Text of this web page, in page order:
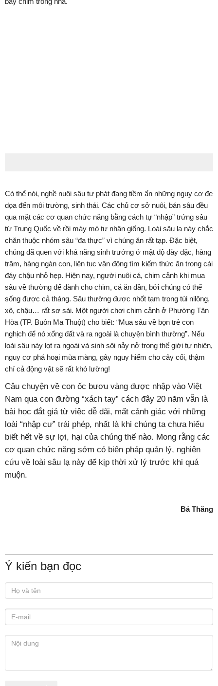
Có thể nói, nghề nuôi sâu tự phát đang tiềm ẩn những nguy cơ đe
dọa đến môi trường, sinh thái. Các chủ cơ sở nuôi, bán sâu đều
qua mặt các cơ quan chức năng bằng cách tự “nhập” trứng sâu
từ Trung Quốc về rồi mày mò tự nhân giống. Loài sâu lạ này chắc
chăn thuộc nhóm sâu “đa thực” vì chúng ăn rất tạp. Đặc biệt,
chúng đã quen với khả năng sinh trưởng ở mật độ dày đặc, hàng
trăm, hàng ngàn con, liên tục vận động tìm kiếm thức ăn trong cái
đáy chậu nhỏ hẹp. Hiện nay, người nuôi cá, chim cảnh khi mua
sâu về thường để dành cho chim, cá ăn dần, bởi chúng có thể
sống được cả tháng. Sâu thường được nhốt tạm trong túi nilông,
xô, chậu… rất sơ sài. Một người chơi chim cảnh ở Phường Tân
Hòa (TP. Buôn Ma Thuột) cho biết: “Mua sâu về bọn trẻ con
nghịch để nó xổng đất và ra ngoài là chuyện bình thường”. Nếu
loài sâu này lọt ra ngoài và sinh sôi nảy nở trong thế giới tự nhiên,
nguy cơ phá hoại mùa màng, gây nguy hiểm cho cây cối, thậm
chí cả động vật sẽ rất khó lường!
Câu chuyện về con ốc bươu vàng được nhập vào Việt
Nam qua con đường “xách tay” cách đây 20 năm vẫn là
bài học đắt giá từ việc dễ dãi, mất cảnh giác với những
loài “nhập cư” trái phép, nhất là khi chúng ta chưa hiểu
biết hết về sự lợi, hại của chúng thế nào. Mong rằng các
cơ quan chức năng sớm có biện pháp quản lý, nghiên
cứu về loài sâu lạ này để kịp thời xử lý trước khi quá
muộn.
Bá Thăng
Ý kiến bạn đọc